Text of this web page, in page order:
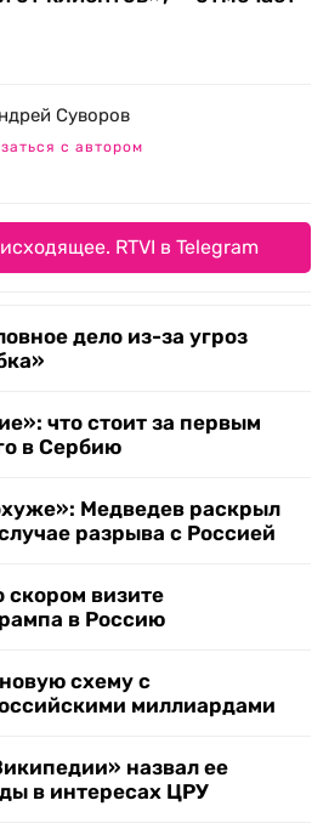
Суворов
с автором
RTVI в Telegram
дело из-за угроз
что стоит за первым
в Сербию
Медведев раскрыл
разрыва с Россией
скором визите
в Россию
схему с
миллиардами
назвал ее
в интересах ЦРУ